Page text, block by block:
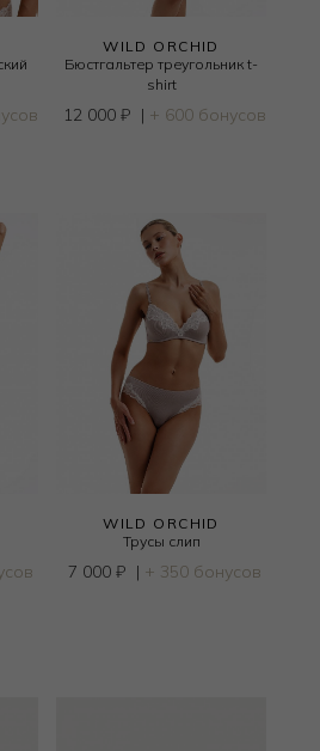
WILD ORCHID
Бюстгальтер треугольник t-
shirt
12 000 ₽ | + 600 бонусов
WILD ORCHID
Трусы слип
7 000 ₽ | + 350 бонусов